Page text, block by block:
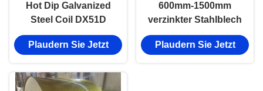
Hot Dip Galvanized
Steel Coil DX51D
Z275 ASTM A653 GI
für Dachbauwerkstoff
Plaudern Sie Jetzt
600mm-1500mm
verzinkter Stahlblech
für Wellblechdach
Eisen Stahlblech
Plaudern Sie Jetzt